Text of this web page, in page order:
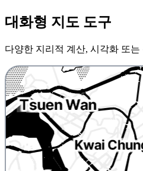
대화형 지도 도구
다양한 지리적 계산, 시각화 또